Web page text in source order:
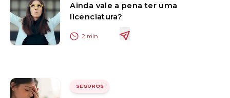
Ainda vale a pena ter uma
licenciatura?
2 min
SEGUROS